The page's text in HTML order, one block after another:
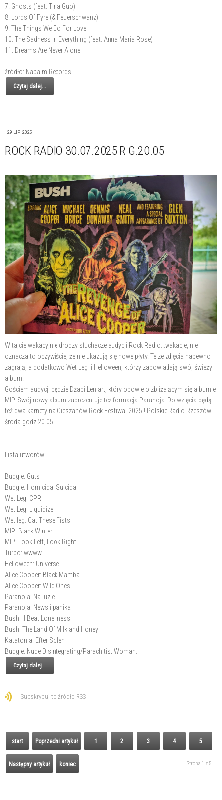
7. Ghosts (feat. Tina Guo)
8. Lords Of Fyre (& Feuerschwanz)
9. The Things We Do For Love
10. The Sadness In Everything (feat. Anna Maria Rose)
11. Dreams Are Never Alone
źródło: Napalm Records
Czytaj dalej...
29 LIP 2025
ROCK RADIO 30.07.2025 R G.20.05
Witajcie wakacyjnie drodzy słuchacze audycji Rock Radio...wakacje, nie
oznacza to oczywiście, że nie ukazują się nowe płyty. Te ze zdjęcia napewno
zagrają, a dodatkowo Wet Leg i Helloween, którzy zapowiadają swój świeży
album.
Gościem audycji będzie Dżabi Leniart, który opowie o zbliżającym się albumie
MIP. Swój nowy album zaprezentuje też formacja Paranoja. Do wzięcia będą
też dwa karnety na Cieszanów Rock Festiwal 2025 ! Polskie Radio Rzeszów
środa godz.20.05
Lista utworów:
Budgie: Guts
Budgie: Homicidal Suicidal
Wet Leg: CPR
Wet Leg: Liquidize
Wet leg: Cat These Fists
MIP: Black Winter
MIP: Look Left, Look Right
Turbo: wwww
Helloween: Universe
Alice Cooper: Black Mamba
Alice Cooper: Wild Ones
Paranoja: Na luzie
Paranoja: News i panika
Bush: .I Beat Loneliness
Bush: The Land Of Milk and Honey
Katatonia: Efter Solen
Budgie: Nude Disintegrating/Parachitist Woman.
Czytaj dalej...
Subskrybuj to źródło RSS
start Poprzedni artykuł 1 2 3 4 5
Następny artykuł koniec Strona 1 z 5